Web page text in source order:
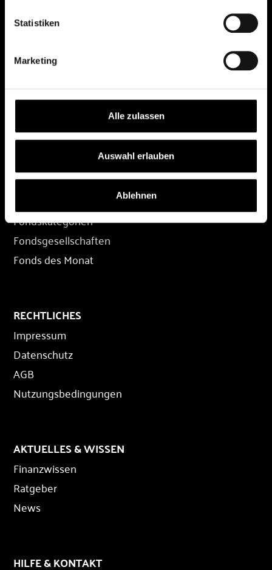
Statistiken
Marketing
Alle zulassen
Auswahl erlauben
Ablehnen
Depot eröffnen
Depot übertragen
Konditionen
FONDS
Fondskategorien
Fondsgesellschaften
Fonds des Monat
RECHTLICHES
Impressum
Datenschutz
AGB
Nutzungsbedingungen
AKTUELLES & WISSEN
Finanzwissen
Ratgeber
News
HILFE & KONTAKT